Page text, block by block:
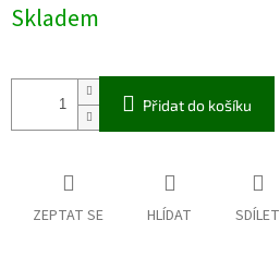
cena:
Skladem
Přidat do košíku
ZEPTAT SE HLÍDAT SDÍLET